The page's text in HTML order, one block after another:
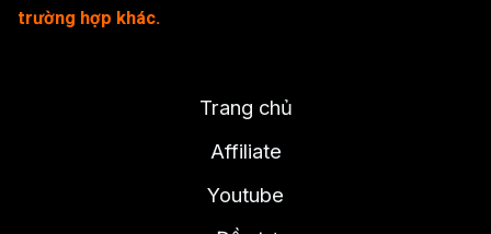
trường hợp khác.
Trang chủ
Affiliate
Youtube